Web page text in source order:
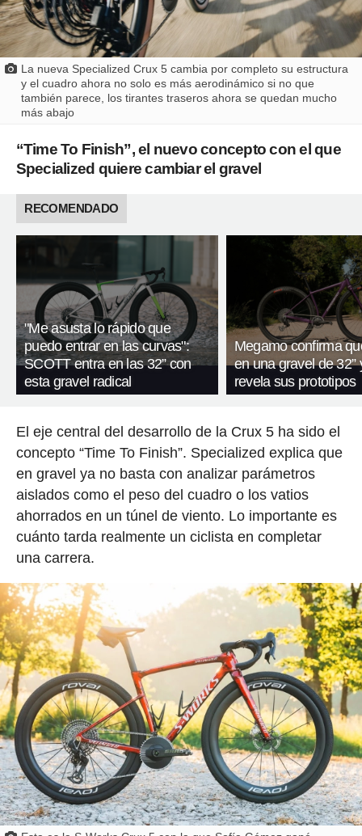
La nueva Specialized Crux 5 cambia por completo su estructura
y el cuadro ahora no solo es más aerodinámico si no que
también parece, los tirantes traseros ahora se quedan mucho
más abajo
“Time To Finish”, el nuevo concepto con el que
Specialized quiere cambiar el gravel
RECOMENDADO
"Me asusta lo rápido que
puedo entrar en las curvas":
SCOTT entra en las 32” con
esta gravel radical
Megamo confirma
en una gravel de 32”
revela sus prototipos
El eje central del desarrollo de la Crux 5 ha sido el
concepto “Time To Finish”. Specialized explica que
en gravel ya no basta con analizar parámetros
aislados como el peso del cuadro o los vatios
ahorrados en un túnel de viento. Lo importante es
cuánto tarda realmente un ciclista en completar
una carrera.